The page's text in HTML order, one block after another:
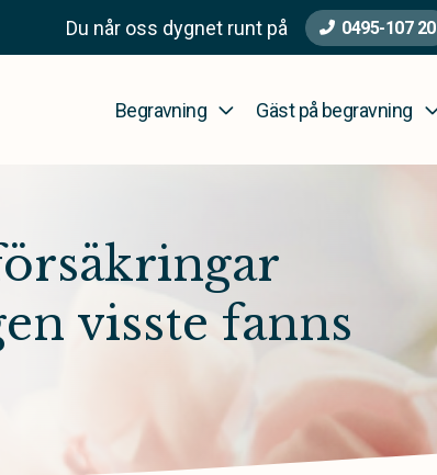
Du når oss dygnet runt på 0495-107 20
Begravning Gäst på begravning
visste fanns